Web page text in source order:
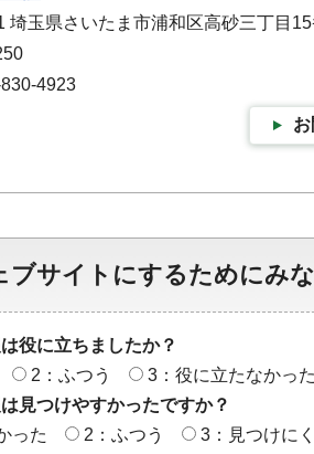
埼玉県さいたま市浦和区高砂三丁目
4923
ブサイトにするためにみ
役に立ちましたか？
2：ふつう
3：役に立たなかった
見つけやすかったですか？
った
2：ふつう 3：見つけに